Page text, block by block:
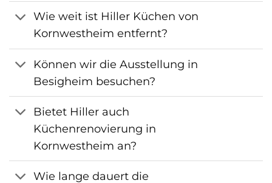
Wie weit ist Hiller Küchen von
Kornwestheim entfernt?
Können wir die Ausstellung in
Besigheim besuchen?
Bietet Hiller auch
Küchenrenovierung in
Kornwestheim an?
Wie lange dauert die